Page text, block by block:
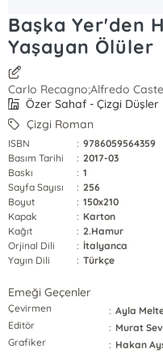
Başka Yer'den
Yaşayan Ölüler
Carlo Recagno;Alfredo
Özer Sahaf - Çizgi Düşler
Çizgi Roman
ISBN : 9786059564359
Basım Tarihi
: 2017-03
Baskı
: 1
Sayfa Sayısı
: 256
Boyut
: 150x210
Kapak
: Karton
Kağıt
: 2.Hamur
Orjinal Dili
: İtalyanca
Yayın Dili
: Türkçe
Emeği Geçenler
Çevirmen : Ayla
Editör
: Murat
Grafiker
: Hakan